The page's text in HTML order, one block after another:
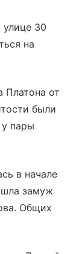
30
на
Платона от
были
пары
в начале
замуж
Общих